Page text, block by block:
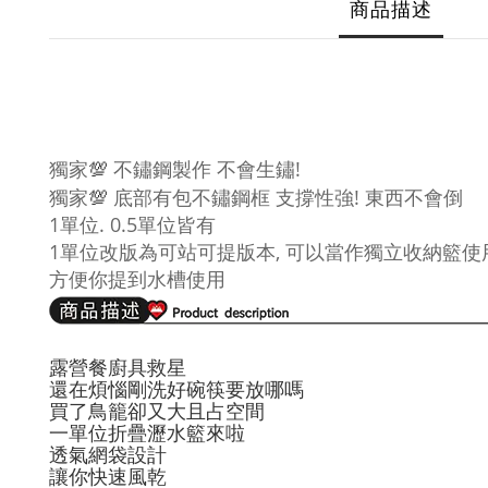
商品描述
獨家💯 不鏽鋼製作 不會生鏽!
獨家💯 底部有包不鏽鋼框 支撐性強! 東西不會倒
1單位. 0.5單位皆有
1單位改版為可站可提版本, 可以當作獨立收納籃使
方便你提到水槽使用
露營餐廚具救星
還在煩惱剛洗好碗筷要放哪嗎
買了鳥籠卻又大且占空間
一單位折疊瀝水籃來啦
透氣網袋設計
讓你快速風乾